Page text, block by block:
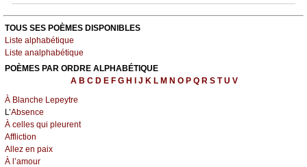
TOUS SES POÈMES DISPONIBLES
Liste alphabétique
Liste analphabétique
POÈMES PAR ORDRE ALPHABÉTIQUE
A B C D E F G H I J K L M N O P Q R S TU V
À Blanche Lepeytre
L’Absence
À celles qui pleurent
Affliction
Allez en paix
À l’amour